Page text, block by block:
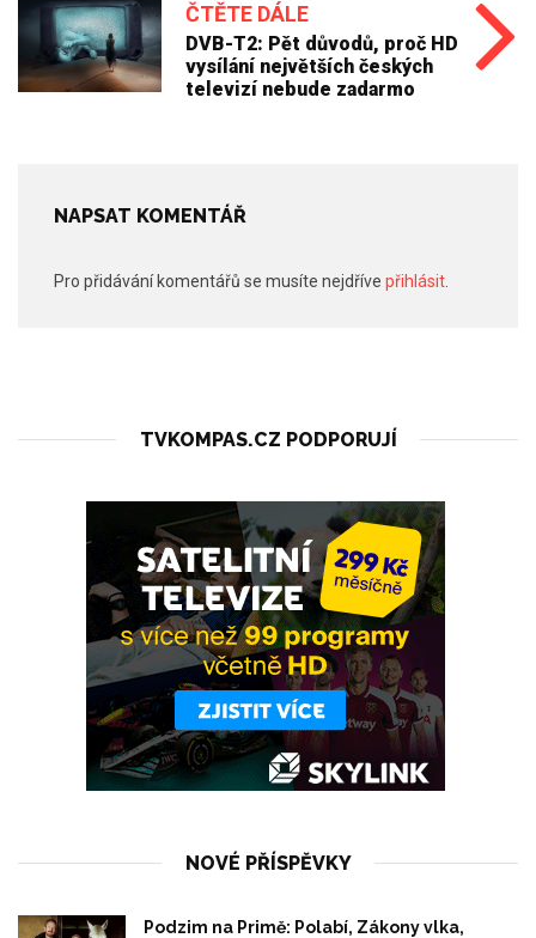
ČTĚTE DÁLE
DVB-T2: Pět důvodů, proč HD
vysílání největších českých
televizí nebude zadarmo
NAPSAT KOMENTÁŘ
Pro přidávání komentářů se musíte nejdříve přihlásit
TVKOMPAS.CZ PODPORUJÍ
NOVÉ PŘÍSPĚVKY
Podzim na Primě: Polabí, Zákony vlka,